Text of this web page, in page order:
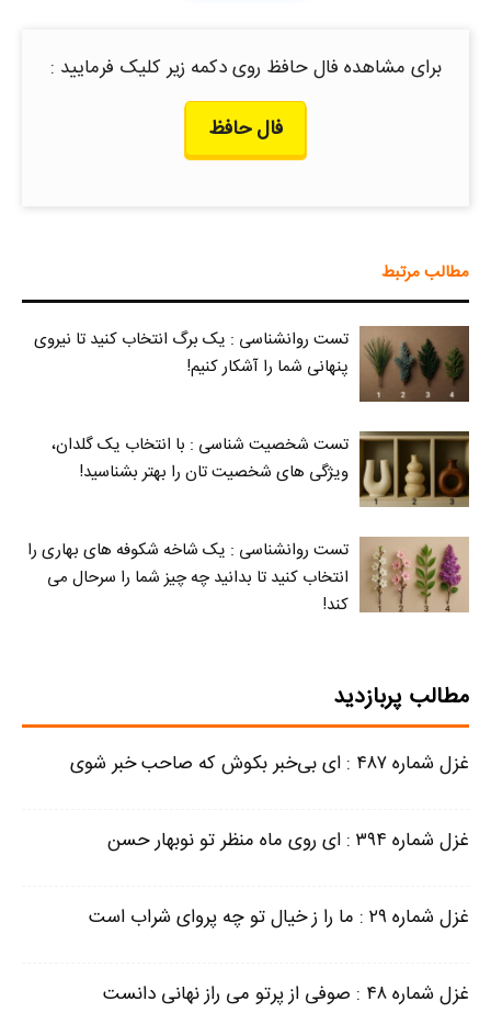
برای مشاهده فال حافظ روی دکمه زیر کلیک فرمایید :
فال حافظ
مطالب مرتبط
تست روانشناسی : یک برگ انتخاب کنید تا نیروی
پنهانی شما را آشکار کنیم!
تست شخصیت شناسی : با انتخاب یک گلدان،
ویژگی های شخصیت تان را بهتر بشناسید!
تست روانشناسی : یک شاخه شکوفه های بهاری را
انتخاب کنید تا بدانید چه چیز شما را سرحال می‌
کند!
مطالب پربازدید
غزل شماره ۴۸۷ : ای بی‌خبر بکوش که صاحب خبر شوی
غزل شماره ۳۹۴ : ای روی ماه منظر تو نوبهار حسن
غزل شماره ۲۹ : ما را ز خیال تو چه پروای شراب است
غزل شماره ۴۸ : صوفی از پرتو می راز نهانی دانست